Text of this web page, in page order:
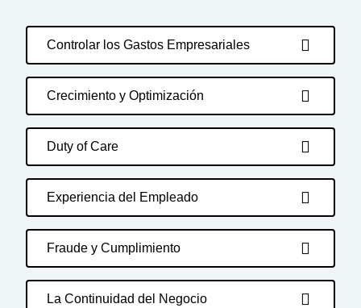
Controlar los Gastos Empresariales
Crecimiento y Optimización
Duty of Care
Experiencia del Empleado
Fraude y Cumplimiento
La Continuidad del Negocio